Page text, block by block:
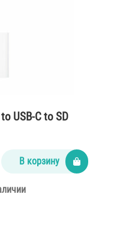
USB-C to SD
В корзину